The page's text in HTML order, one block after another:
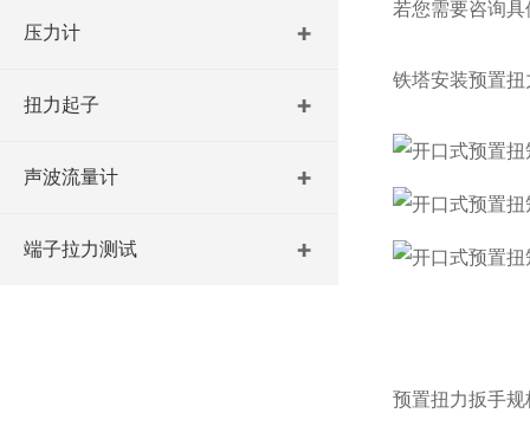
压力计
扭力起子
声波流量计
端子拉力测试
若您需要咨询
铁塔安装预置扭
预置扭力扳手规